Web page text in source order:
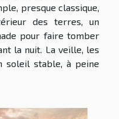
presque classique,
des terres, un
pour faire tomber
la nuit. La veille, les
soleil stable, à peine